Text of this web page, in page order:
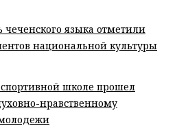
языка отметили
национальной культуры
школе прошел
нравственному